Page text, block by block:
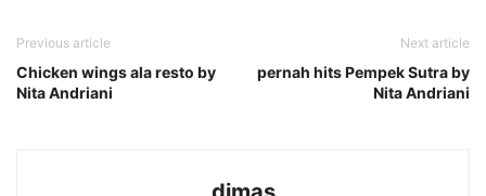
Previous article
Chicken wings ala resto by
Nita Andriani
Next article
pernah hits Pempek Sutra by
Nita Andriani